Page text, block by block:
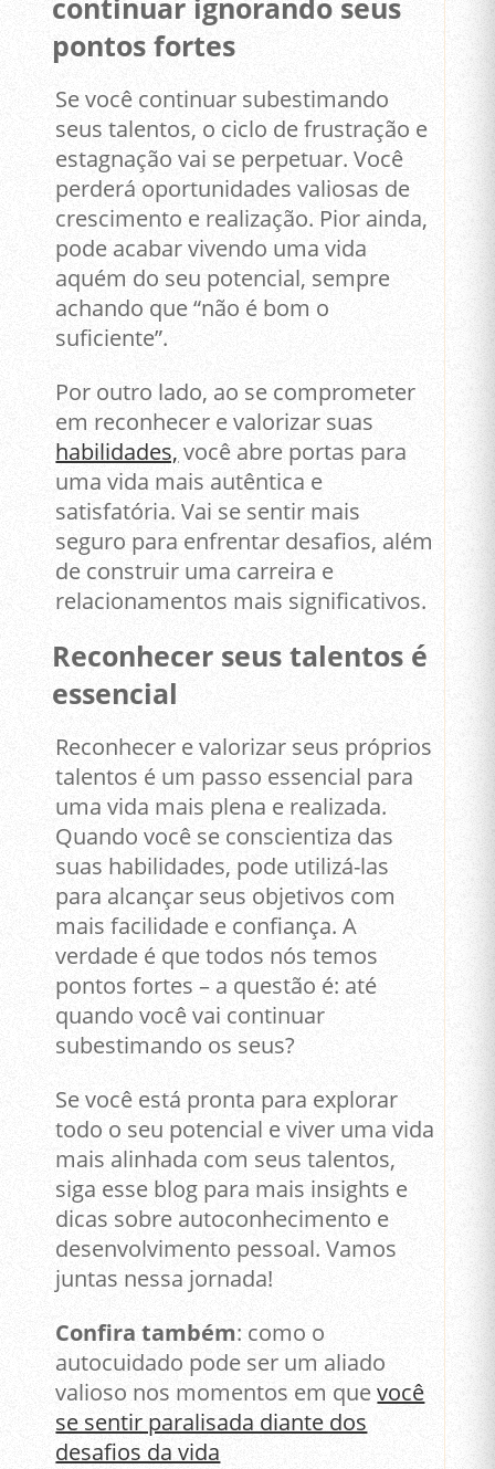
pontos fortes
Se você continuar subestimando
seus talentos, o ciclo de frustração e
estagnação vai se perpetuar. Você
perderá oportunidades valiosas de
crescimento e realização. Pior ainda,
pode acabar vivendo uma vida
aquém do seu potencial, sempre
achando que “não é bom o
suficiente”.
Por outro lado, ao se comprometer
em reconhecer e valorizar suas
habilidades, você abre portas para
uma vida mais autêntica e
satisfatória. Vai se sentir mais
seguro para enfrentar desafios, além
de construir uma carreira e
relacionamentos mais significativos.
Reconhecer seus talentos é
essencial
Reconhecer e valorizar seus próprios
talentos é um passo essencial para
uma vida mais plena e realizada.
Quando você se conscientiza das
suas habilidades, pode utilizá-las
para alcançar seus objetivos com
mais facilidade e confiança. A
verdade é que todos nós temos
pontos fortes – a questão é: até
quando você vai continuar
subestimando os seus?
Se você está pronta para explorar
todo o seu potencial e viver uma vida
mais alinhada com seus talentos,
siga esse blog para mais insights e
dicas sobre autoconhecimento e
desenvolvimento pessoal. Vamos
juntas nessa jornada!
Confira também: como o
autocuidado pode ser um aliado
valioso nos momentos em quevocê
se sentir paralisada diante dos
desafios da vida